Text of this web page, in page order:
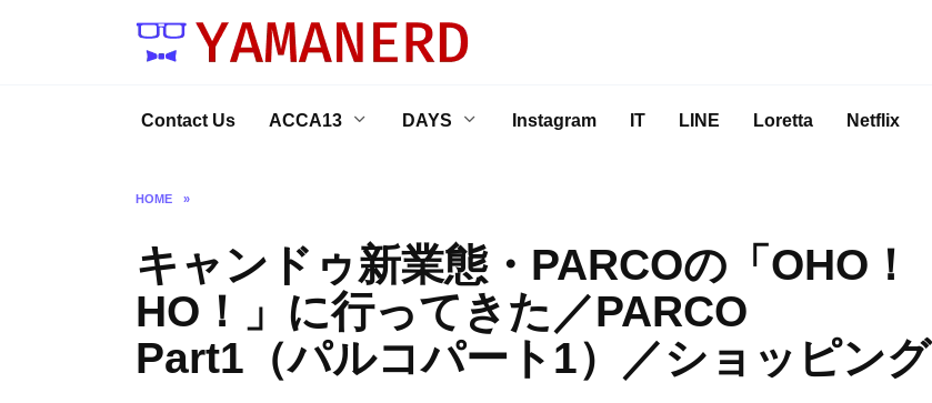
Contact Us ACCA13 DAYS Instagram IT LINE Loretta Netflix
HOME »
キャンドゥ新業態・PARCOの「OHO！
HO！」に行ってきた／PARCO
Part1（パルコパート1）／ショッピング